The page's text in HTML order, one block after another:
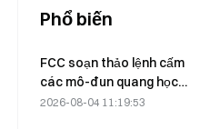
Phổ biến
FCC soạn thảo lệnh cấm
các mô-đun quang học
của Trung Quốc dùng cho
2026-08-04 11:19:53